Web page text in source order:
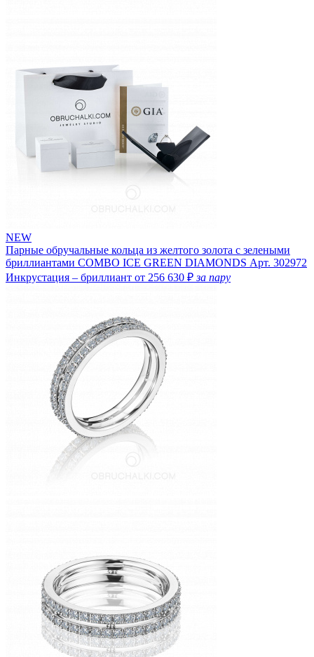
NEW
Парные обручальные кольца из желтого золота с зелеными
бриллиантами COMBO ICE GREEN DIAMONDS Арт. 302972
Инкрустация – бриллиант от 256 630 ₽за пару